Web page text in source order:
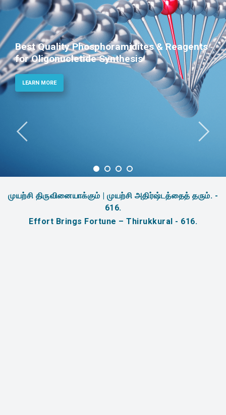
Best Quality Phosphoramidites & Reagents
for Oligonucletide Synthesis
LEARN MORE
முயற்சி திருவினையாக்கும் | முயற்சி அதிர்ஷ்டத்தைத் தரும். -
616.
Effort Brings Fortune – Thirukkural - 616.